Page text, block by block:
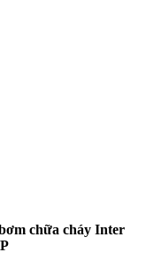
chữa cháy Inter